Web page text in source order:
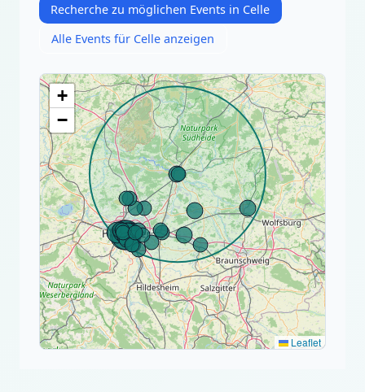
Recherche zu möglichen Events in Celle
Alle Events für Celle anzeigen
+
−
Leaflet